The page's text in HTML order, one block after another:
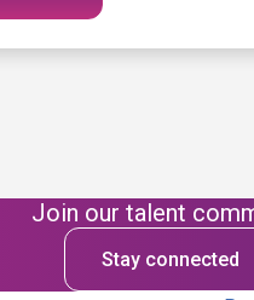
Join our talent
Stay connected